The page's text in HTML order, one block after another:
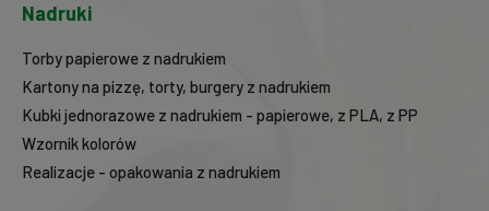
Nadruki
Torby papierowe z nadrukiem
Kartony na pizzę, torty, burgery z nadrukiem
Kubki jednorazowe z nadrukiem - papierowe, z PLA, z PP
Wzornik kolorów
Realizacje - opakowania z nadrukiem